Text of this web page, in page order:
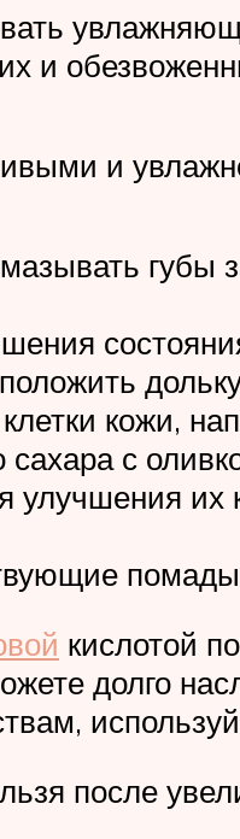
и
и
кожи,
сахара с
улучшения
кислотой
долго
после